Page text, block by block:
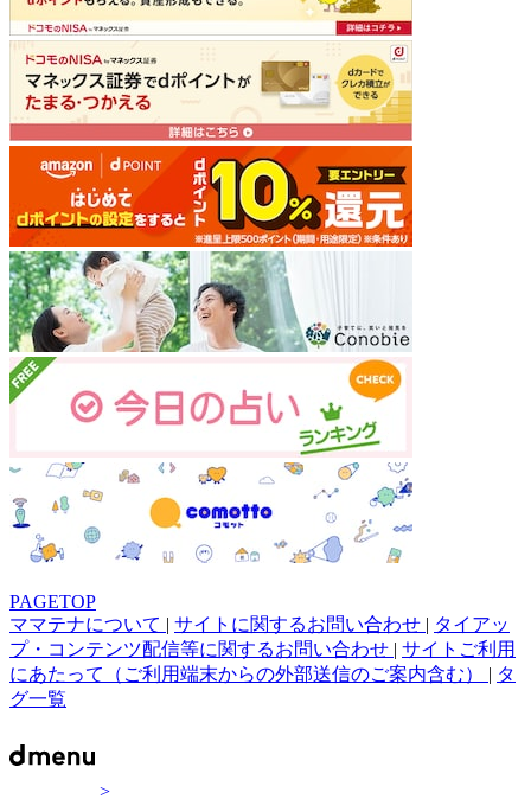
PAGETOP
ママテナについて | サイトに関するお問い合わせ | タイアッ
プ・コンテンツ配信等に関するお問い合わせ | サイトご利用
にあたって（ご利用端末からの外部送信のご案内含む） | タ
グ一覧
>